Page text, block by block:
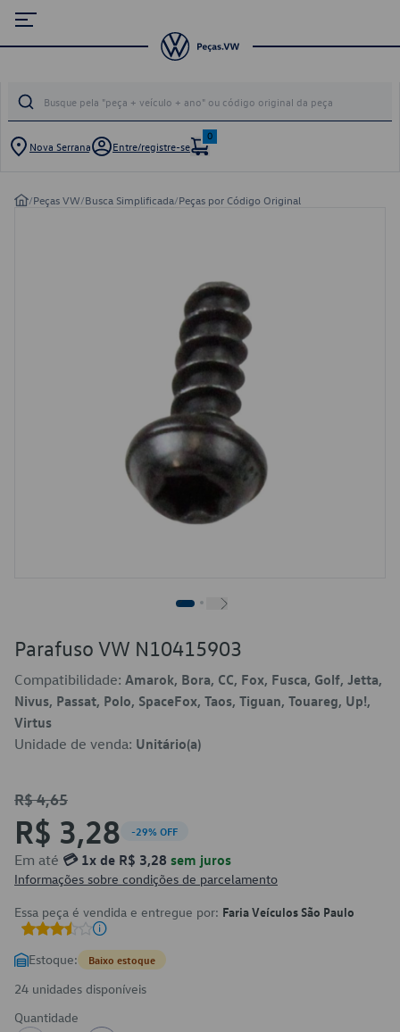
Nova Serrana Entre/registre-se
0
/Peças VW/Busca Simplificada/Peças por Código Original
Parafuso VW N10415903
Compatibilidade: Amarok, Bora, CC, Fox, Fusca, Golf, Jetta,
Nivus, Passat, Polo, SpaceFox, Taos, Tiguan, Touareg, Up!,
Virtus
Unidade de venda: Unitário(a)
R$ 4,65
R$ 3,28 -29% OFF
Em até 💳 1x de R$ 3,28 sem juros
Informações sobre condições de parcelamento
Essa peça é vendida e entregue por: Faria Veículos São Paulo
Estoque: Baixo estoque
24 unidades disponíveis
Quantidade